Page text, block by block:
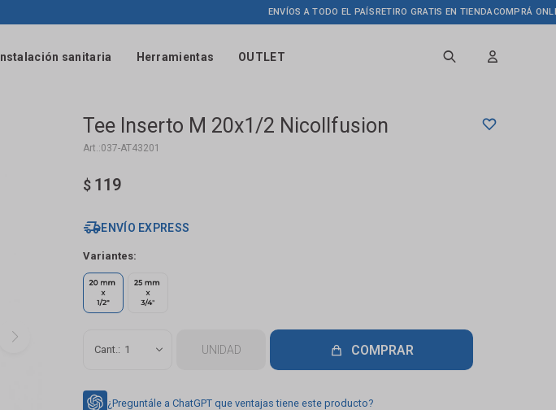
Instalación sanitaria Herramientas OUTLET
ENVÍOS A TODO EL PAÍSRETIRO GRATIS EN TIENDACOMPRÁ ONLINE
Tee Inserto M 20x1/2 Nicollfusion
037-AT43201
$ 119
ENVÍO EXPRESS
Variantes:
1 UNIDAD COMPRAR
¿Preguntále a ChatGPT que ventajas tiene este producto?